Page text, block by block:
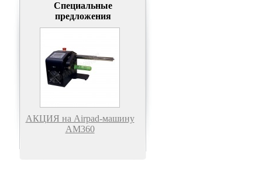
Специальные
предложения
АКЦИЯ на Airpad-машину
АМ360